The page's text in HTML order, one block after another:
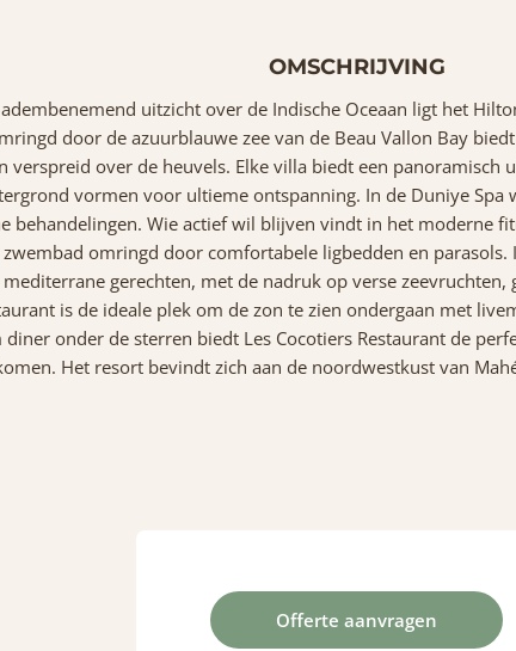
OMSCHRIJVING
uitzicht over de Indische Oceaan ligt het
door de azuurblauwe zee van de Beau Vallon Bay
verspreid over de heuvels. Elke villa biedt een
vormen voor ultieme ontspanning. In de Duniye
behandelingen. Wie actief wil blijven vindt in het moderne
omringd door comfortabele ligbedden en
gerechten, met de nadruk op verse
is de ideale plek om de zon te zien ondergaan met
onder de sterren biedt Les Cocotiers Restaurant de
Het resort bevindt zich aan de noordwestkust van
Offerte aanvragen